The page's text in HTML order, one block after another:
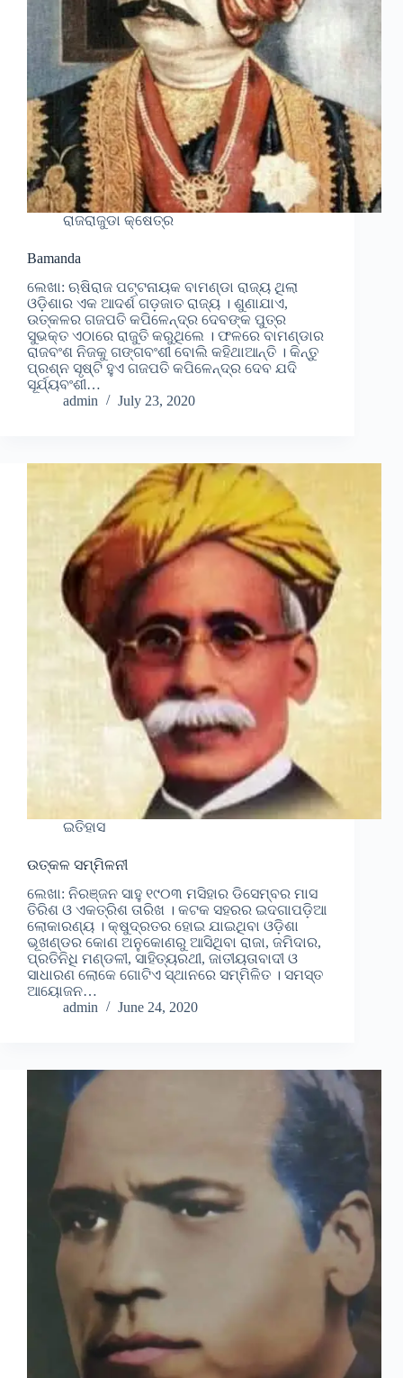
ରାଜରାଜୁଡା କ୍ଷେତ୍ର
Bamanda
ଲେଖା: ଋଷିରାଜ ପଟ୍ଟନାୟକ ବାମଣ୍ଡା ରାଜ୍ୟ ଥିଲା
ଓଡ଼ିଶାର ଏକ ଆଦର୍ଶ ଗଡ଼ଜାତ ରାଜ୍ୟ । ଶୁଣାଯାଏ,
ଉତ୍କଳର ଗଜପତି କପିଳେନ୍ଦ୍ର ଦେବଙ୍କ ପୁତ୍ର
ସୁଭକ୍ତ ଏଠାରେ ରାଜୁତି କରୁଥିଲେ । ଫଳରେ ବାମଣ୍ଡାର
ରାଜବଂଶ ନିଜକୁ ଗଙ୍ଗବଂଶୀ ବୋଲି କହିଥାଆନ୍ତି । କିନ୍ତୁ
ପ୍ରଶ୍ନ ସୃଷ୍ଟି ହୁଏ ଗଜପତି କପିଳେନ୍ଦ୍ର ଦେବ ଯଦି
ସୂର୍ଯ୍ୟବଂଶୀ…
admin
July 23, 2020
ଇତିହାସ
ଉତ୍କଳ ସମ୍ମିଳନୀ
ଲେଖା: ନିରଞ୍ଜନ ସାହୁ ୧୯୦୩ ମସିହାର ଡିସେମ୍ବର ମାସ
ତିରିଶ ଓ ଏକତ୍ରିଶ ତାରିଖ । କଟକ ସହରର ଇଦଗାପଡ଼ିଆ
ଲୋକାରଣ୍ୟ । କ୍ଷୁଦ୍ରତର ହୋଇ ଯାଇଥିବା ଓଡ଼ିଶା
ଭୂଖଣ୍ଡର କୋଣ ଅନୁକୋଣରୁ ଆସିଥିବା ରାଜା, ଜମିଦାର,
ପ୍ରତିନିଧି ମଣ୍ଡଳୀ, ସାହିତ୍ୟରଥୀ, ଜାତୀୟତାବାଦୀ ଓ
ସାଧାରଣ ଲୋକେ ଗୋଟିଏ ସ୍ଥାନରେ ସମ୍ମିଳିତ । ସମସ୍ତ
ଆୟୋଜନ…
admin
June 24, 2020